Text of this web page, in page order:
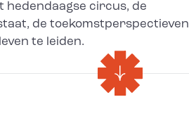
circus, de
de toekomstperspectieven
te leiden.